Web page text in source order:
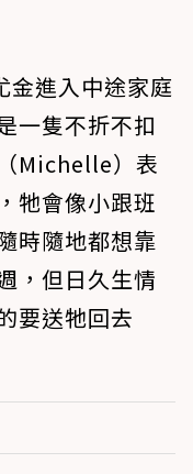
金進入中途家庭
一隻不折不扣
Michelle）表
牠會像小跟班
時隨地都想靠
，但日久生情
要送牠回去